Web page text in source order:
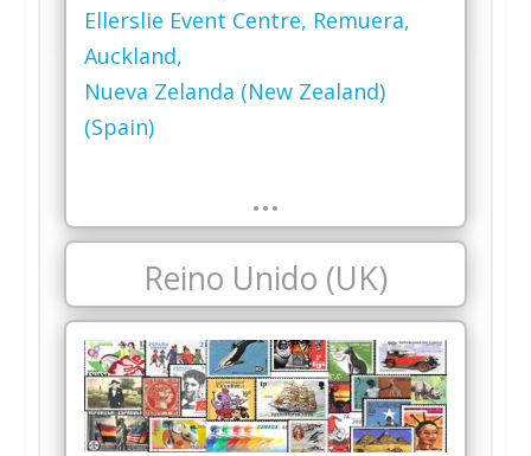
Ellerslie Event Centre, Remuera,
Auckland,
Nueva Zelanda (New Zealand)
(Spain)
…
Reino Unido (UK)